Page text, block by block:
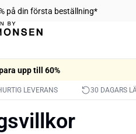
på din första beställning*
upp till 60%
LEVERANS 30 DAGARS